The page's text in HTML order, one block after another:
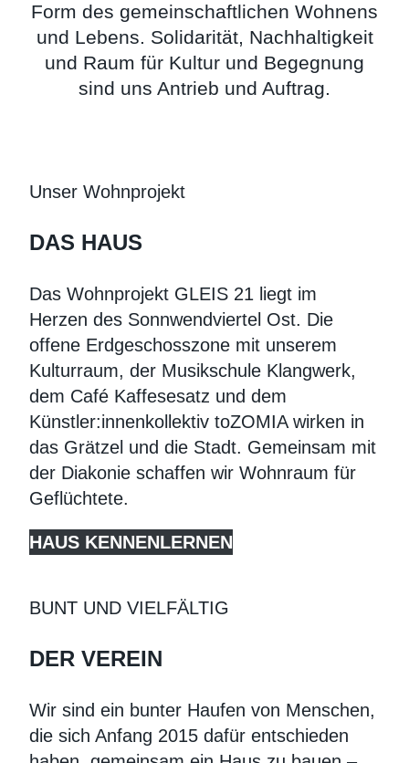
Form des gemeinschaftlichen Wohnens
und Lebens. Solidarität, Nachhaltigkeit
und Raum für Kultur und Begegnung
sind uns Antrieb und Auftrag.
Unser Wohnprojekt
DAS HAUS
Das Wohnprojekt GLEIS 21 liegt im
Herzen des Sonnwendviertel Ost. Die
offene Erdgeschosszone mit unserem
Kulturraum, der Musikschule Klangwerk,
dem Café Kaffesesatz und dem
Künstler:innenkollektiv toZOMIA wirken in
das Grätzel und die Stadt. Gemeinsam mit
der Diakonie schaffen wir Wohnraum für
Geflüchtete.
HAUS KENNENLERNEN
BUNT UND VIELFÄLTIG
DER VEREIN
Wir sind ein bunter Haufen von Menschen,
die sich Anfang 2015 dafür entschieden